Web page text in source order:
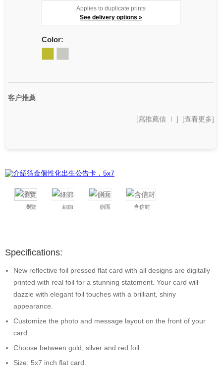
Applies to duplicate prints
See delivery options »
Color:
客户推薦
[寫推薦信 ] [查看更多]
瀏覽 細節 側面 含信封
Specifications:
New reflective foil pressed flat card with all designs are digitally
printed with real foil for a stunning statement. Your card will
dazzle with elegant foil touches with a brilliant, shiny
appearance.
Customize the photo and message layout on the front of your
card.
Choose between gold, silver and red foil.
Size: 5x7 inch flat card.